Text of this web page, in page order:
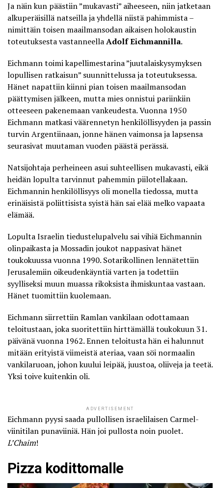
Ja näin kun päästiin ”mukavasti” aiheeseen, niin jatketaan
alkuperäisillä natseilla ja yhdellä niistä pahimmista –
nimittäin toisen maailmansodan aikaisen holokaustin
toteutuksesta vastanneellaAdolf Eichmannilla.
Eichmann toimi kapellimestarina ”juutalaiskysymyksen
lopullisen ratkaisun” suunnittelussa ja toteutuksessa.
Hänet napattiin kiinni pian toisen maailmansodan
päättymisen jälkeen, mutta mies onnistui pariinkiin
otteeseen pakenemaan vankeudesta. Vuonna 1950
Eichmann matkasi väärennetyn henkilöllisyyden ja passin
turvin Argentiinaan, jonne hänen vaimonsa ja lapsensa
seurasivat muutaman vuoden päästä perässä.
Natsijohtaja perheineen asui suhteellisen mukavasti, eikä
heidän lopulta tarvinnut pahemmin piilotellakaan.
Eichmannin henkilöllisyys oli monella tiedossa, mutta
erinäisistä poliittisista syistä hän sai elää melko vapaata
elämää.
Lopulta Israelin tiedustelupalvelu sai vihiä Eichmannin
olinpaikasta ja Mossadin joukot nappasivat hänet
toukokuussa vuonna 1990. Sotarikollinen lennätettiin
Jerusalemiin oikeudenkäyntiä varten ja todettiin
syylliseksi muun muassa rikoksista ihmiskuntaa vastaan.
Hänet tuomittiin kuolemaan.
Eichmann siirrettiin Ramlan vankilaan odottamaan
teloitustaan, joka suoritettiin hirttämällä toukokuun 31.
päivänä vuonna 1962. Ennen teloitusta hän ei halunnut
mitään erityistä viimeistä ateriaa, vaan söi normaalin
vankilaruoan, johon kuului leipää, juustoa, oliiveja ja teetä.
Yksi toive kuitenkin oli.
ADVERTISEMENT
Eichmann pyysi saada pullollisen israelilaisen Carmel-
viinitilan punaviiniä. Hän joi pullosta noin puolet.
L’Chaim!
Pizza kodittomalle